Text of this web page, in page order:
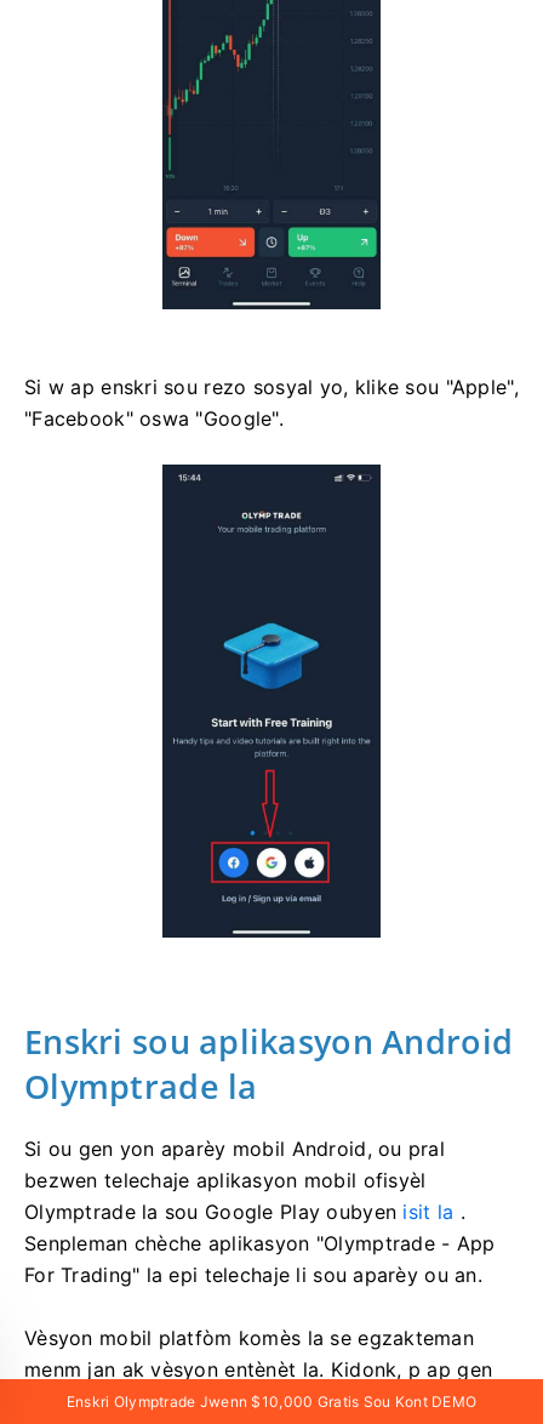
Si w ap enskri sou rezo sosyal yo, klike sou "Apple",
"Facebook" oswa "Google".
Enskri sou aplikasyon Android
Olymptrade la
Si ou gen yon aparèy mobil Android, ou pral
bezwen telechaje aplikasyon mobil ofisyèl
Olymptrade la sou Google Play oubyen isit la .
Senpleman chèche aplikasyon "Olymptrade - App
For Trading" la epi telechaje li sou aparèy ou an.
Vèsyon mobil platfòm komès la se egzakteman
menm jan ak vèsyon entènèt la. Kidonk, p ap gen
okenn pwoblèm ak komès ak transfè lajan. Anplis,
Enskri Olymptrade Jwenn $10,000 Gratis Sou Kont DEMO